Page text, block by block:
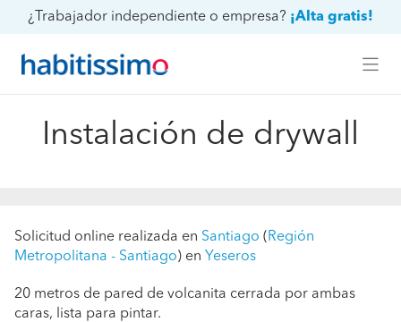
¿Trabajador independiente o empresa? ¡Alta gratis!
Instalación de drywall
Solicitud online realizada en Santiago ( Región
Metropolitana - Santiago) en Yeseros
20 metros de pared de volcanita cerrada por ambas
caras, lista para pintar.